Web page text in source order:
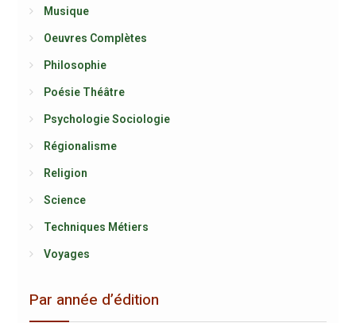
Musique
Oeuvres Complètes
Philosophie
Poésie Théâtre
Psychologie Sociologie
Régionalisme
Religion
Science
Techniques Métiers
Voyages
Par année d’édition